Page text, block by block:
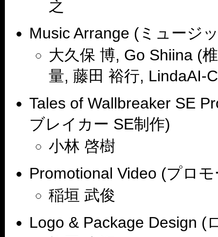
之
Music Arrange (ミュージ
大久保 博, Go Shiina (
量, 藤田 裕行, LindaAI-
Tales of Wallbreaker SE
ブレイカー SE制作)
小林 啓樹
Promotional Video (プロ
稲垣 武俊
Logo & Package Design (